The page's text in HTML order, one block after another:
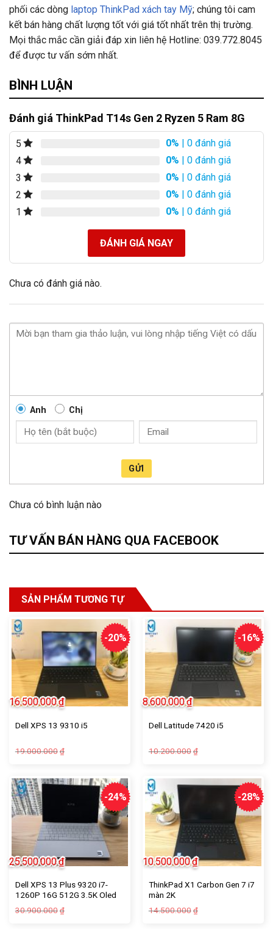
phối các dòng laptop ThinkPad xách tay Mỹ; chúng tôi cam
kết bán hàng chất lượng tốt với giá tốt nhất trên thị trường.
Mọi thắc mắc cần giải đáp xin liên hệ Hotline: 039.772.8045
để được tư vấn sớm nhất.
BÌNH LUẬN
Đánh giá ThinkPad T14s Gen 2 Ryzen 5 Ram 8G
5 0% | 0 đánh giá
4
0% | 0 đánh giá
3
0% | 0 đánh giá
2
0% | 0 đánh giá
1
0% | 0 đánh giá
ĐÁNH GIÁ NGAY
Chưa có đánh giá nào.
Anh Chị
GỬI
Chưa có bình luận nào
TƯ VẤN BÁN HÀNG QUA FACEBOOK
SẢN PHẨM TƯƠNG TỰ
-20%
Dell XPS 13 9310 i5
19.000.000 ₫
16.500.000₫
-16%
Dell Latitude 7420 i5
10.200.000 ₫
8.600.000₫
-24%
Dell XPS 13 Plus 9320 i7-
1260P 16G 512G 3.5K Oled
30.900.000 ₫
25.500.000₫
-28%
ThinkPad X1 Carbon Gen 7 i7
màn 2K
14.500.000 ₫
10.500.000₫